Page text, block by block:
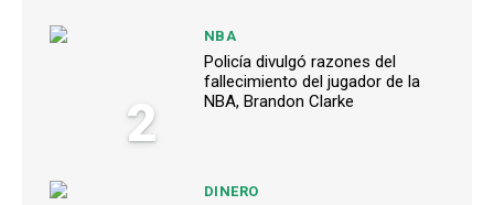
2
NBA
Policía divulgó razones del
fallecimiento del jugador de la
NBA, Brandon Clarke
DINERO